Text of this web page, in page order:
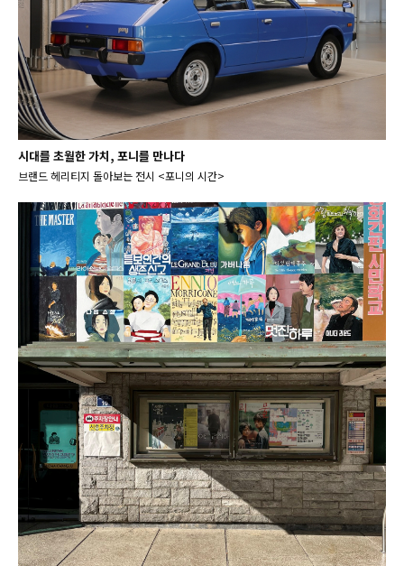
시대를 초월한 가치, 포니를 만나다
브랜드 헤리티지 돌아보는 전시 <포니의 시간>